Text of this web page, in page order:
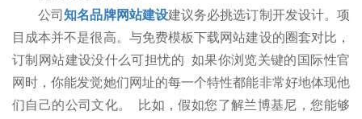
公司知名品牌网站建设建议务必挑选订制开发设计。项
目成本并不是很高。与免费模板下载网站建设的圈套对比，
订制网站建设没什么可担忧的 如果你浏览关键的国际性官
网时，你能发觉她们网址的每一个特性都能非常好地体现他
们自己的公司文化。 比如，假如您了解兰博基尼，您能够